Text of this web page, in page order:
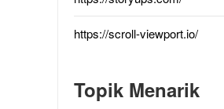
https://scroll-viewport.io/
Topik Menarik